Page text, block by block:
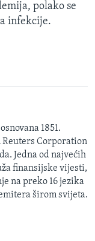
polako se
infekcije.
1851.
Reuters Corporation
Jedna od najvećih
finansijske vijesti,
na preko 16 jezika
širom svijeta.